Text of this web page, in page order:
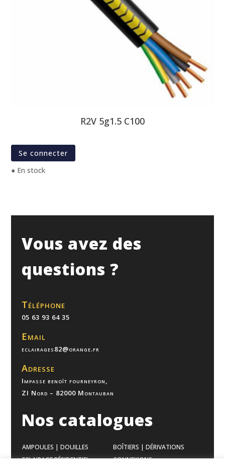
R2V 5g1.5 C100
Se connecter
● En stock
Vous avez des
questions ?
Téléphone
05 63 93 64 35
Email
eclairages82@orange.fr
Adresse
Impasse benoît fourneyron,
ZI Nord – 82000 Montauban
Nos catalogues
AMPOULES | DOUILLES
BOÎTIERS | DÉRIVATIONS
ECLAIRAGE RÉSIDENTIEL
CONNEXIONS